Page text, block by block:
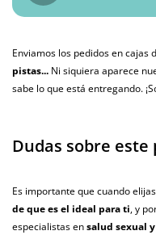
Enviamos los pedidos en cajas
pistas... Ni siquiera aparece
sabe lo que está entregando.
Dudas sobre
Es importante que cuando
de que es el ideal para ti, y
especialistas ensalud sexual